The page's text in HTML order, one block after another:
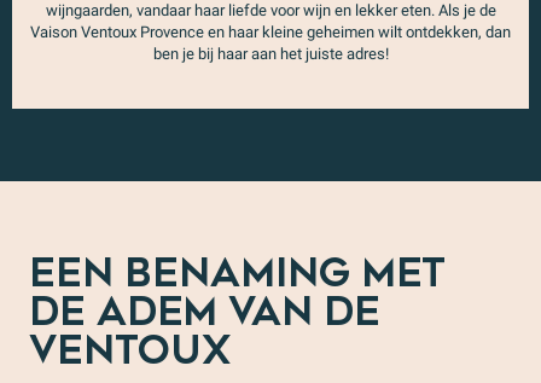
wijngaarden, vandaar haar liefde voor wijn en lekker eten. Als je de
Vaison Ventoux Provence en haar kleine geheimen wilt ontdekken, dan
ben je bij haar aan het juiste adres!
EEN BENAMING MET
DE ADEM VAN DE
VENTOUX